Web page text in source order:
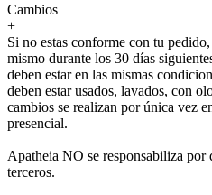
Cambios
+
Si no estas conforme con tu
mismo durante los 30 días
deben estar en las mismas
deben estar usados, lavados, con
cambios se realizan por única vez
presencial.
Apatheia NO se responsabiliza por
terceros.